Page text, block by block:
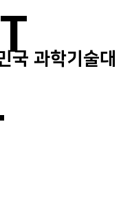
과학기술대